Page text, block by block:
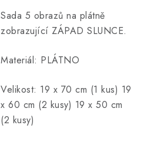
Sada 5 obrazů na plátně
zobrazující ZÁPAD SLUNCE.
Materiál: PLÁTNO
Velikost: 19 x 70 cm (1 kus) 19
x 60 cm (2 kusy) 19 x 50 cm
(2 kusy)